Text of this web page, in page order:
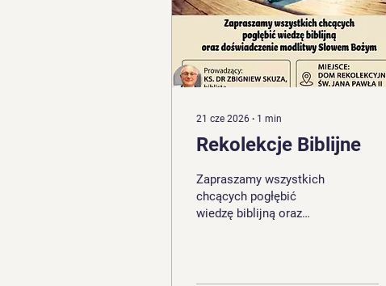
21 cze 2026 ∙ 1 min
Rekolekcje Biblijne
Zapraszamy wszystkich
chcących pogłębić
wiedzę biblijną oraz
Zbigniew Skuza, biblista